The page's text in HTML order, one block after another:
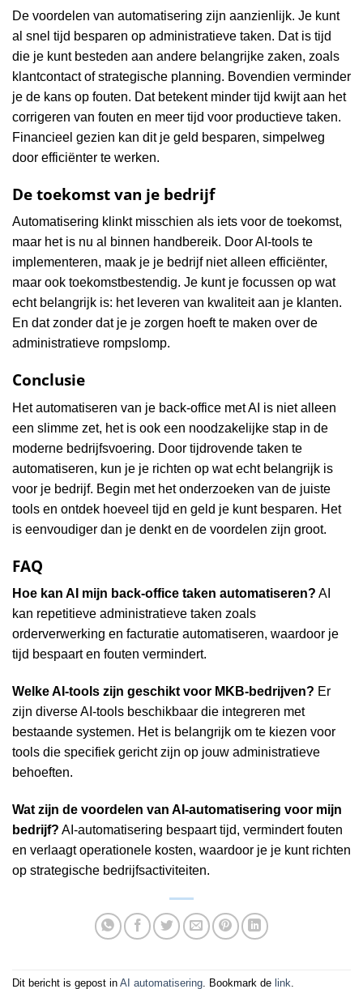
De voordelen van automatisering zijn aanzienlijk. Je kunt
al snel tijd besparen op administratieve taken. Dat is tijd
die je kunt besteden aan andere belangrijke zaken, zoals
klantcontact of strategische planning. Bovendien verminder
je de kans op fouten. Dat betekent minder tijd kwijt aan het
corrigeren van fouten en meer tijd voor productieve taken.
Financieel gezien kan dit je geld besparen, simpelweg
door efficiënter te werken.
De toekomst van je bedrijf
Automatisering klinkt misschien als iets voor de toekomst,
maar het is nu al binnen handbereik. Door AI-tools te
implementeren, maak je je bedrijf niet alleen efficiënter,
maar ook toekomstbestendig. Je kunt je focussen op wat
echt belangrijk is: het leveren van kwaliteit aan je klanten.
En dat zonder dat je je zorgen hoeft te maken over de
administratieve rompslomp.
Conclusie
Het automatiseren van je back-office met AI is niet alleen
een slimme zet, het is ook een noodzakelijke stap in de
moderne bedrijfsvoering. Door tijdrovende taken te
automatiseren, kun je je richten op wat echt belangrijk is
voor je bedrijf. Begin met het onderzoeken van de juiste
tools en ontdek hoeveel tijd en geld je kunt besparen. Het
is eenvoudiger dan je denkt en de voordelen zijn groot.
FAQ
Hoe kan AI mijn back-office taken automatiseren? AI
kan repetitieve administratieve taken zoals
orderverwerking en facturatie automatiseren, waardoor je
tijd bespaart en fouten vermindert.
Welke AI-tools zijn geschikt voor MKB-bedrijven? Er
zijn diverse AI-tools beschikbaar die integreren met
bestaande systemen. Het is belangrijk om te kiezen voor
tools die specifiek gericht zijn op jouw administratieve
behoeften.
Wat zijn de voordelen van AI-automatisering voor mijn
bedrijf? AI-automatisering bespaart tijd, vermindert fouten
en verlaagt operationele kosten, waardoor je je kunt richten
op strategische bedrijfsactiviteiten.
Dit bericht is gepost in AI automatisering. Bookmark de link.